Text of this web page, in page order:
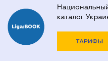
каталог
ТАРИФЫ